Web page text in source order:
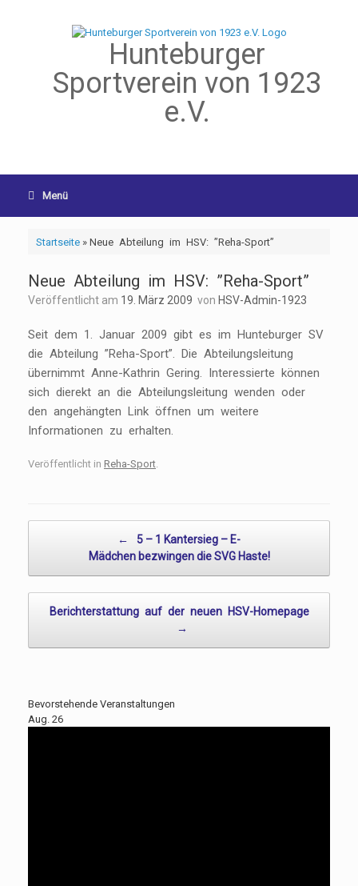
Hunteburger
Sportverein von 1923
e.V.
Menü
Startseite» Neue Abteilung im HSV: ”Reha-Sport”
Neue Abteilung im HSV: ”Reha-Sport”
Veröffentlicht am 19. März 2009 von HSV-Admin-1923
Seit dem 1. Januar 2009 gibt es im Hunteburger SV
die Abteilung ”Reha-Sport”. Die Abteilungsleitung
übernimmt Anne-Kathrin Gering. Interessierte können
sich dierekt an die Abteilungsleitung wenden oder
den angehängten Link öffnen um weitere
Informationen zu erhalten.
Veröffentlicht in Reha-Sport
←
5 – 1 Kantersieg – E-
Mädchen bezwingen die SVG Haste!
Berichterstattung auf der neuen HSV-Homepage
→
Bevorstehende Veranstaltungen
Aug. 26